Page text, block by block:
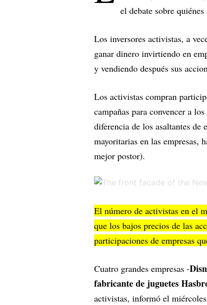
el debate sobre
Los inversores activistas, a
ganar dinero invirtiendo en
y vendiendo después sus
Los activistas compran
campañas para convencer a
diferencia de los asaltantes de
mayoritarias en las empresas,
mejor postor).
El número de activistas en el
que los bajos precios de las
participaciones de empresas
Cuatro grandes empresas -
fabricante de juguetes
activistas, informó el